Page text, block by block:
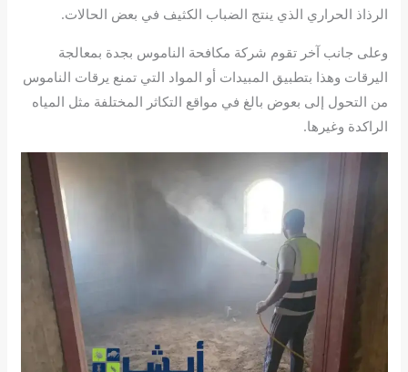
الرذاذ الحراري الذي ينتج الضباب الكثيف في بعض الحالات.
وعلى جانب آخر تقوم شركة مكافحة الناموس بجدة بمعالجة
اليرقات وهذا بتطبيق المبيدات أو المواد التي تمنع يرقات الناموس
من التحول إلى بعوض بالغ في مواقع التكاثر المختلفة مثل المياه
الراكدة وغيرها.